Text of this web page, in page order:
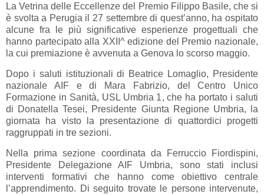
La Vetrina delle Eccellenze del Premio Filippo Basile, che si
è svolta a Perugia il 27 settembre di quest’anno, ha ospitato
alcune fra le più significative esperienze progettuali che
hanno partecipato alla XXII^ edizione del Premio nazionale,
la cui premiazione è avvenuta a Genova lo scorso maggio.
Dopo i saluti istituzionali di Beatrice Lomaglio, Presidente
nazionale AIF e di Mara Fabrizio, del Centro Unico
Formazione in Sanità, USL Umbria 1, che ha portato i saluti
di Donatella Tesei, Presidente Giunta Regione Umbria, la
giornata ha visto la presentazione di quattordici progetti
raggruppati in tre sezioni.
Nella prima sezione coordinata da Ferruccio Fiordispini,
Presidente Delegazione AIF Umbria, sono stati inclusi
interventi formativi che hanno come obiettivo centrale
l’apprendimento. Di seguito trovate le persone intervenute,